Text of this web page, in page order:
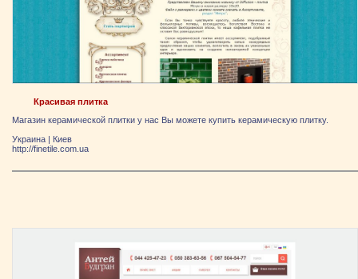
Красивая плитка
Магазин керамической плитки у нас Вы можете купить керамическую плитку.
Украина | Киев
http://finetile.com.ua